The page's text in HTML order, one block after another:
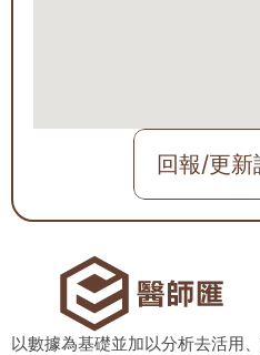
回報/更新
以數據為基礎並加以分析去活用